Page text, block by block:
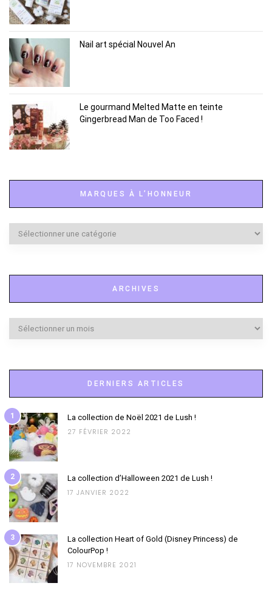
Nail art spécial Nouvel An
Le gourmand Melted Matte en teinte
Gingerbread Man de Too Faced !
MARQUES À L’HONNEUR
Marques
ARCHIVES
Archives
DERNIERS ARTICLES
1 La collection de Noël 2021 de Lush !
27 FÉVRIER 2022
2 La collection d’Halloween 2021 de Lush !
17 JANVIER 2022
3
La collection Heart of Gold (Disney Princess) de
ColourPop !
17 NOVEMBRE 2021